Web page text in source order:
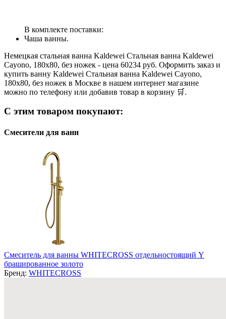
В комплекте поставки:
Чаша ванны.
Немецкая стальная ванна Kaldewei Стальная ванна Kaldewei
Cayono, 180х80, без ножек - цена 60234 руб. Оформить заказ и
купить ванну Kaldewei Стальная ванна Kaldewei Cayono,
180х80, без ножек в Москве в нашем интернет магазине
можно по телефону или добавив товар в корзину 🛒.
С этим товаром покупают:
Смесители для ванн
Смеситель для ванны WHITECROSS отдельностоящий Y
брашированное золото
Бренд: WHITECROSS